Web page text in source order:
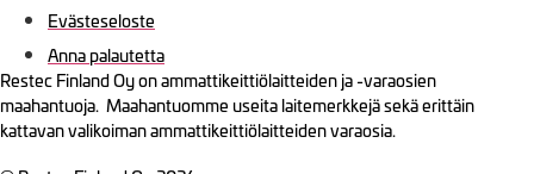
Evästeseloste
Anna palautetta
Restec Finland Oy on ammattikeittiölaitteiden ja -varaosien
maahantuoja. Maahantuomme useita laitemerkkejä sekä erittäin
kattavan valikoiman ammattikeittiölaitteiden varaosia.